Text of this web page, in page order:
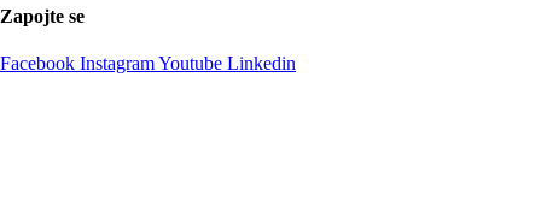
Zapojte se
Facebook InstagramYoutube Linkedin